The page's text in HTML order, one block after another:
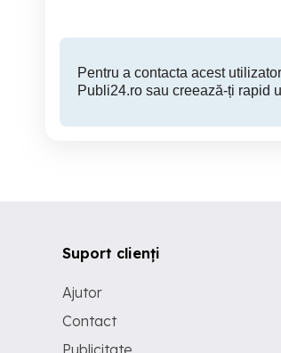
Pentru a contacta acest
Publi24.ro sau creează-ți rapid
Suport clienți
Ajutor
Contact
Publicitate